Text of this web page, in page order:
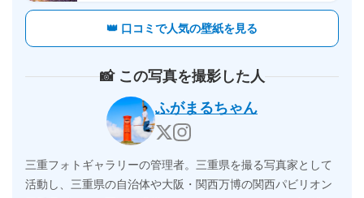
👑 口コミで人気の壁紙を見る
📸 この写真を撮影した人
ふがまるちゃん
三重フォトギャラリーの管理者。三重県を撮る写真家として
活動し、三重県の自治体や大阪・関西万博の関西パビリオン